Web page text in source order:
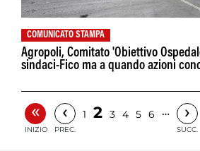
COMUNICATO STAMPA
Agropoli, Comitato 'Obiettivo
sindaci-Fico ma a quando azioni
«
INIZIO
‹
PREC.
1 2 3 4 5 6 … ›
SUCC.